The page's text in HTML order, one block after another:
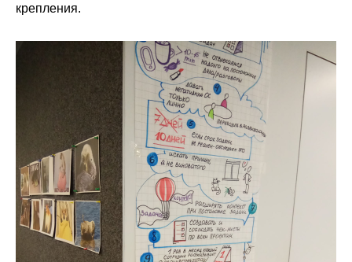
крепления.